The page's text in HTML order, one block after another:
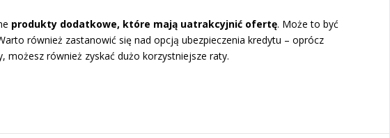
produkty dodatkowe, które mają uatrakcyjnić ofertę. Może to być
również zastanowić się nad opcją ubezpieczenia kredytu – oprócz
możesz również zyskać dużo korzystniejsze raty.